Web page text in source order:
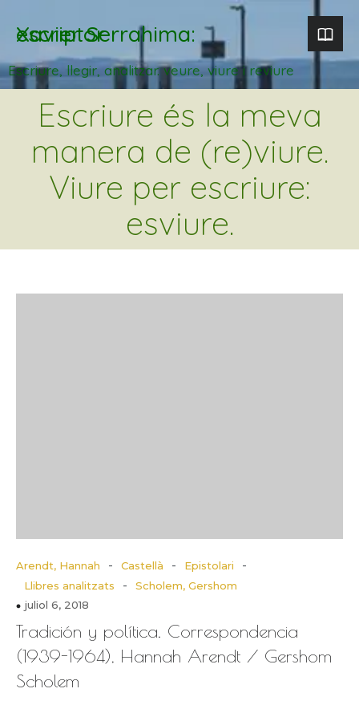
Xavier Serrahima: escriptor
Escriure, llegir, analitzar. veure, viure i reviure
Escriure és la meva
manera de (re)viure.
Viure per escriure:
esviure.
Arendt, Hannah - Castellà - Epistolari -
Llibres analitzats -
Scholem, Gershom
juliol 6, 2018
Tradición y política. Correspondencia
(1939-1964), Hannah Arendt / Gershom
Scholem